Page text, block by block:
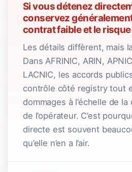
Si vous détenez
conservez
contrat faible et le
Les détails diffèrent, mais
Dans AFRINIC, ARIN,
LACNIC, les accords
contrôle côté registry tout
dommages à l’échelle de
de l’opérateur. C’est
directe est souvent
qu’elle n’en a l’air.